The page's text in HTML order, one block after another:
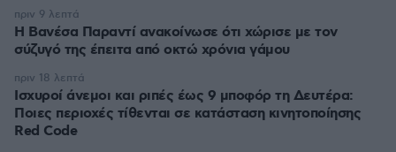
Η Βανέσα Παραντί ανακοίνωσε ότι χώρισε με τον
σύζυγό της έπειτα από οκτώ χρόνια γάμου
πριν 9 λεπτά
Ισχυροί άνεμοι και ριπές έως 9 μποφόρ τη Δευτέρα:
Ποιες περιοχές τίθενται σε κατάσταση κινητοποίησης
Red Code
πριν 18 λεπτά